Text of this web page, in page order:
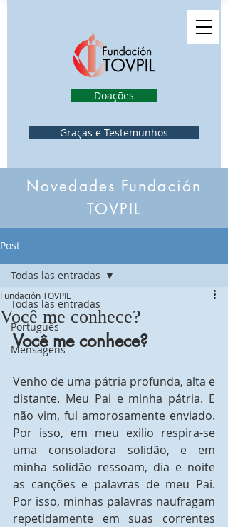
Graças e Testemunhos
Doações
Novedades Fundación
TOVPIL
Post
Todas las entradas
Português
Mensagens
Todas las entradas
Você me conhece?
Fundación TOVPIL
Você me conhece?
Venho de uma pátria profunda, alta e
distante. Meu Pai e minha pátria. E
não vim, fui amorosamente enviado.
Por isso, em meu exilio respira-se
uma consoladora solidão, e em
minha solidão ressoam, dia e noite
as canções e palavras de meu Pai.
Por isso, minhas palavras naufragam
repetidamente em suas correntes